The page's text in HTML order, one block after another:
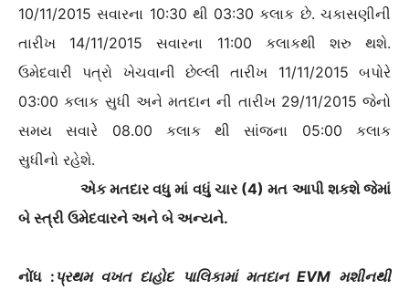
10/11/2015 સવારના 10:30 થી 03:30 કલાક છે. ચકાસણીની
તારીખ 14/11/2015 સવારના 11:00 કલાકથી શરુ થશે.
ઉમેદવારી પત્રો ખેચવાની છેલ્લી તારીખ 11/11/2015 બપોરે
03:00 કલાક સુધી અને મતદાન ની તારીખ 29/11/2015 જેનો
સમય સવારે 08.00 કલાક થી સાંજના 05:00 કલાક
સુધીનો રહેશે.
એક મતદાર વધુ માં વધું ચાર (4) મત આપી શકશે જેમાં
બે સ્ત્રી ઉમેદવારને અને બે અન્યને.
નોંધ :પ્રથમ વખત દાહોદ પાલિકામાં મતદાન EVM મશીનથી